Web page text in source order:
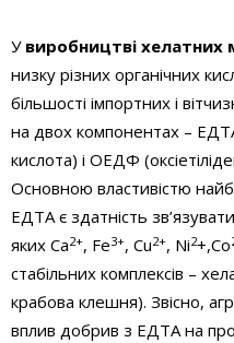
У виробництві хелатних
низку різних органічних
більшості імпортних і
на двох компонентах –
кислота) і ОЕДФ
Основною властивістю
ЕДТА є здатність
яких Ca2+, Fe3+, Cu2+, Ni2+,Co
стабільних комплексів –
крабова клешня). Звісно,
вплив добрив з ЕДТА на